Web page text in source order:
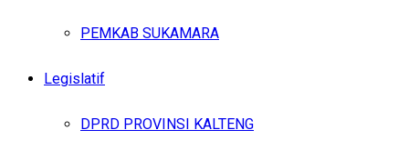
PEMKAB SUKAMARA
Legislatif
DPRD PROVINSI KALTENG